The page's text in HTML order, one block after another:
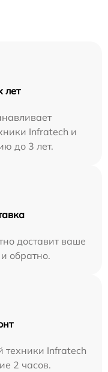
лет
Infratech и
до 3 лет.
доставит ваше
обратно.
техники Infratech
2 часов.